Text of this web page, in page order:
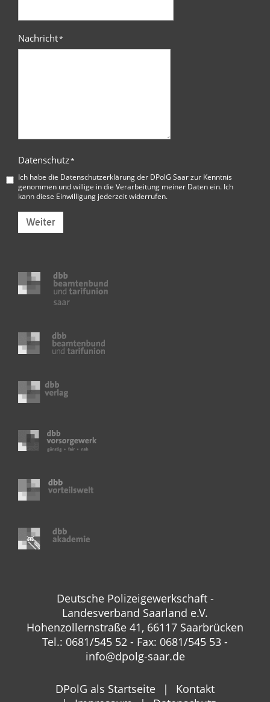
Nachricht*
Datenschutz*
Ich habe die Datenschutzerklärung der DPolG Saarzur Kenntnis
genommen und willige in die Verarbeitung meiner Daten ein. Ich
kann diese Einwilligung jederzeit widerrufen.
Weiter
Deutsche Polizeigewerkschaft -
Landesverband Saarland e.V.
Hohenzollernstraße 41, 66117 Saarbrücken
Tel.: 0681/545 52 - Fax: 0681/545 53 -
info@dpolg-saar.de
DPolG als Startseite
Kontakt